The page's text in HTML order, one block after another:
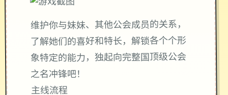
维护你与妹妹、其他公会成员的关系，
了解她们的喜好和特长，解锁各个个形
象特定的能力，独起向完整国顶级公会
之名冲锋吧！
主线流程